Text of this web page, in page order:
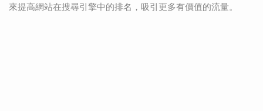
來提高網站在搜尋引擎中的排名，吸引更多有價值的流量。